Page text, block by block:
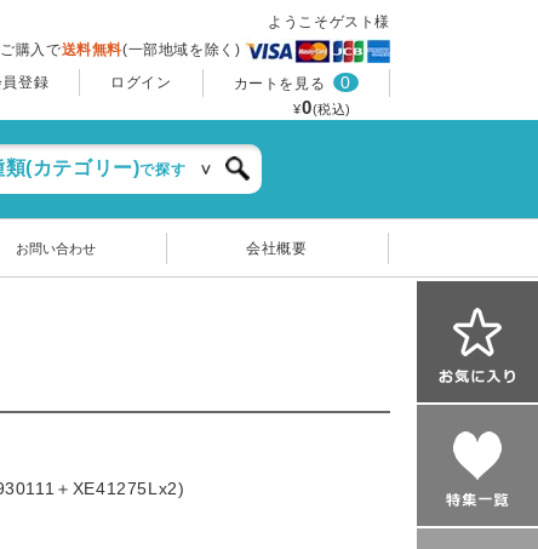
ようこそゲスト様
購入で送料無料(一部地域を除く)
登録
ログイン カートを見る 0
¥0(税込)
類(カテゴリー)で探す
お問い合わせ 会社概要
＋XE41275Lx2)